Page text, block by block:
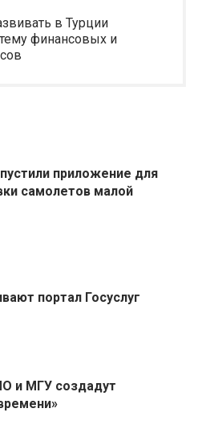
в Турции
финансовых и
приложение для
самолетов малой
портал Госуслуг
и МГУ создадут